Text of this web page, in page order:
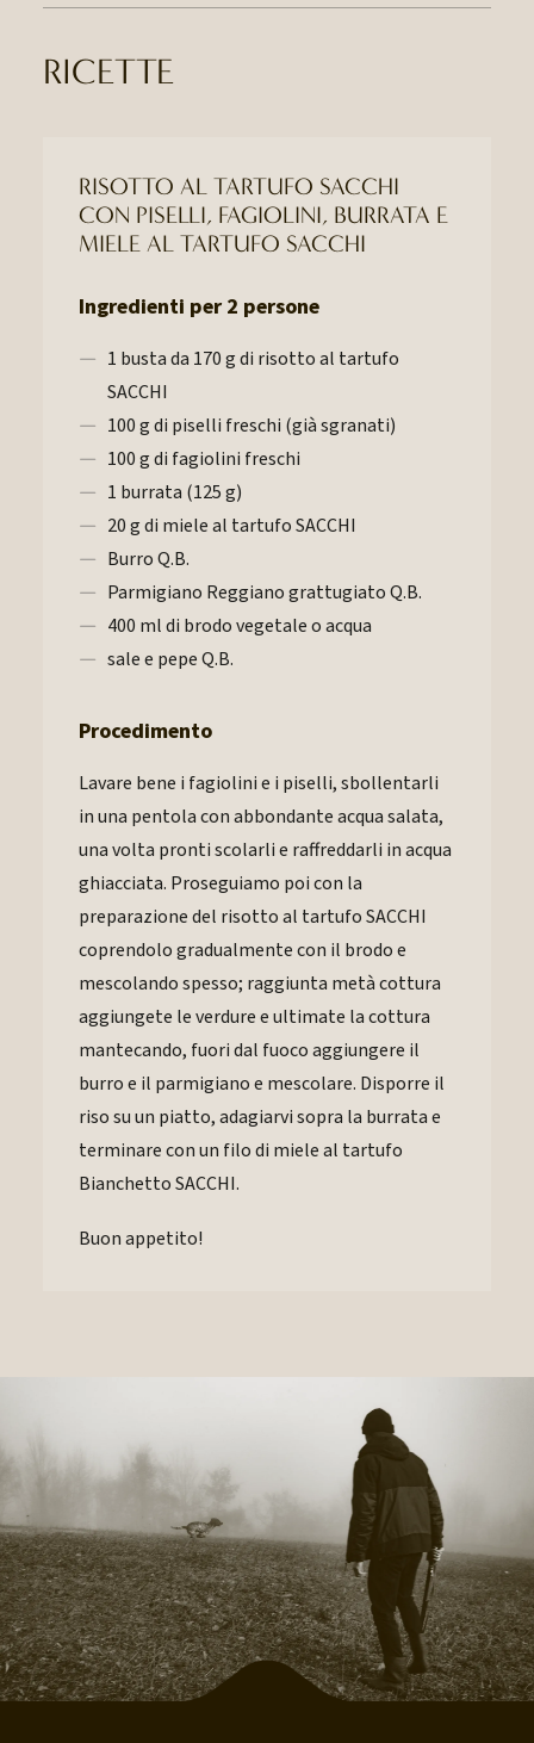
RICETTE
RISOTTO AL TARTUFO SACCHI
CON PISELLI, FAGIOLINI, BURRATA E
MIELE AL TARTUFO SACCHI
Ingredienti per 2 persone
1 busta da 170 g di risotto al tartufo
SACCHI
100 g di piselli freschi (già sgranati)
100 g di fagiolini freschi
1 burrata (125 g)
20 g di miele al tartufo SACCHI
Burro Q.B.
Parmigiano Reggiano grattugiato Q.B.
400 ml di brodo vegetale o acqua
sale e pepe Q.B.
Procedimento
Lavare bene i fagiolini e i piselli, sbollentarli
in una pentola con abbondante acqua salata,
una volta pronti scolarli e raffreddarli in acqua
ghiacciata. Proseguiamo poi con la
preparazione del risotto al tartufo SACCHI
coprendolo gradualmente con il brodo e
mescolando spesso; raggiunta metà cottura
aggiungete le verdure e ultimate la cottura
mantecando, fuori dal fuoco aggiungere il
burro e il parmigiano e mescolare. Disporre il
riso su un piatto, adagiarvi sopra la burrata e
terminare con un filo di miele al tartufo
Bianchetto SACCHI.
Buon appetito!